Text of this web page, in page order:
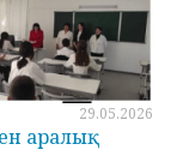
29.05.2026
аралық